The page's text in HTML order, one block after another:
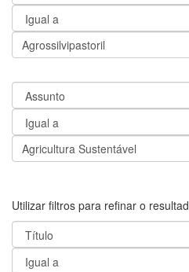
Utilizar filtros para refinar o